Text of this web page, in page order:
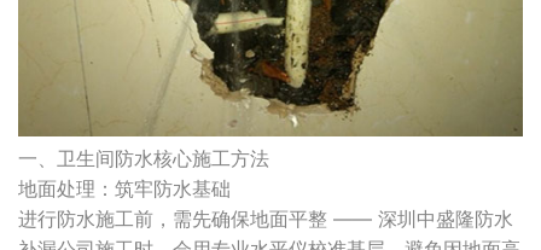
一、卫生间防水核心施工方法
地面处理：筑牢防水基础
进行防水施工前，需先确保地面平整 —— 深圳中盛隆防水